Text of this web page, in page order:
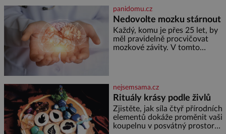
viděna s jakýmsi sympaťákem, s
nímž se velmi družně, až d
panidomu.cz
Nedovolte mozku stárnout
Každý, komu je přes 25 let, by
měl pravidelně procvičovat
mozkové závity. V tomto
marně v paměti lovíte název
knížky, kterou jste nedávno
přečetli. Je to opravdu tak, s
věkem jako kdyby se paměť
rozhodla stávkovat. Cvičte
nejsemsama.cz
Rituály krásy podle živlů
Zjistěte, jak síla čtyř přírodních
elementů dokáže proměnit vaši
koupelnu v posvátný prostor